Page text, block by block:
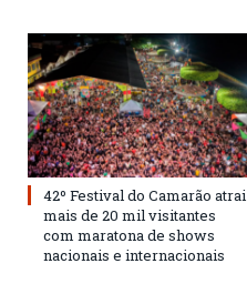
42º Festival do Camarão atrai
mais de 20 mil visitantes
com maratona de shows
nacionais e internacionais